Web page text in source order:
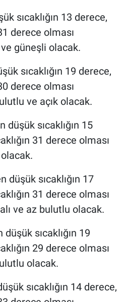
sıcaklığın 13 derece,
derece olması
güneşli olacak.
sıcaklığın 19 derece,
derece olması
ve açık olacak.
düşük sıcaklığın 15
31 derece olması
düşük sıcaklığın 17
31 derece olması
ve az bulutlu olacak.
sıcaklığın 19
29 derece olması
olacak.
sıcaklığın 14 derece,